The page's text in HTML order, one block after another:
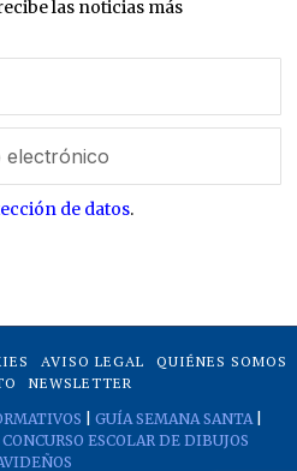
las noticias más
de datos.
AVISO LEGAL
QUIÉNES SOMOS
NEWSLETTER
GUÍA SEMANA SANTA|
CONCURSO ESCOLAR DE DIBUJOS